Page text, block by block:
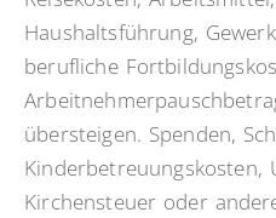
Haushaltsführung,
berufliche
übersteigen. Spenden,
Kinderbetreuungskosten,
Kirchensteuer oder